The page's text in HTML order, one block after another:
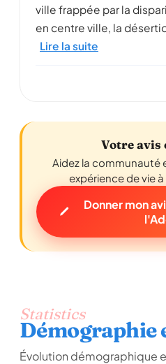
ville frappée par la
en centre ville, la
Lire la suite
Votre avis
Aidez la communauté
expérience de vie
Donner mon
Statistics
Démographie
Évolution démographique